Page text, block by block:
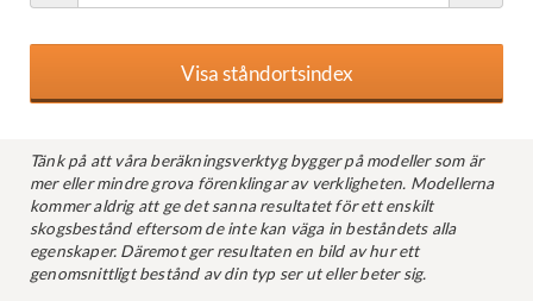
Tänk på att våra beräkningsverktyg bygger på modeller som är
mer eller mindre grova förenklingar av verkligheten. Modellerna
kommer aldrig att ge det sanna resultatet för ett enskilt
skogsbestånd eftersom de inte kan väga in beståndets alla
egenskaper. Däremot ger resultaten en bild av hur ett
genomsnittligt bestånd av din typ ser ut eller beter sig.